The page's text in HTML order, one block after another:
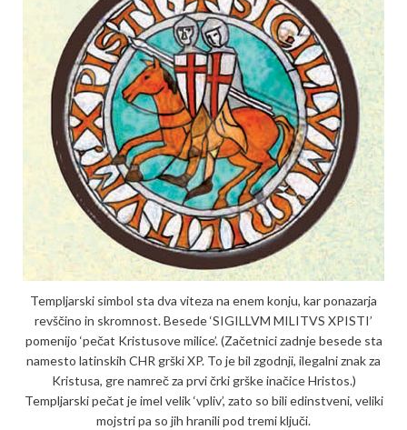
Templjarski simbol sta dva viteza na enem konju, kar ponazarja
rev­š­č­ino in skromnost. Besede ‘SIGILLVM MILITVS XPISTI’
pomenijo ‘pečat Kristusove milice’. (Začetnici zadnje besede sta
namesto latinskih CHR grški XP. To je bil zgodnji, ile­galni znak za
Kristusa, gre nam­reč za prvi črki grške ina­čice Hristos.)
Templjarski pe­čat je imel velik ‘vpliv’, zato so bili edinstveni, veliki
mojstri pa so jih hranili pod tremi ključi.